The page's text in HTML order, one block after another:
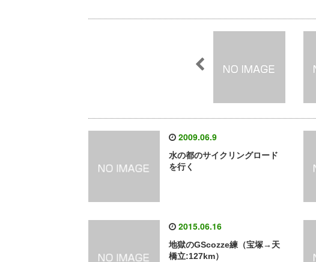
2009.06.9
水の都のサイクリングロード
を行く
2015.06.16
地獄のGScozze練（宝塚→天
橋立:127km）